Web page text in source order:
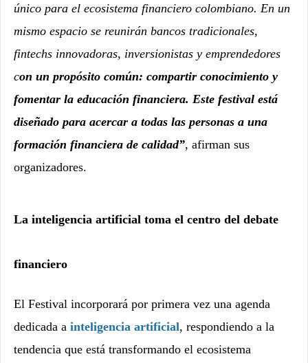
único para el ecosistema financiero colombiano. En un
mismo espacio se reunirán bancos tradicionales,
fintechs innovadoras, inversionistas y emprendedores
con un propósito común: compartir conocimiento y
fomentar la educación financiera. Este festival está
diseñado para acercar a todas las personas a una
formación financiera de calidad”, afirman sus
organizadores.
La inteligencia artificial toma el centro del debate
financiero
El Festival incorporará por primera vez una agenda
dedicada a inteligencia artificial, respondiendo a la
tendencia que está transformando el ecosistema